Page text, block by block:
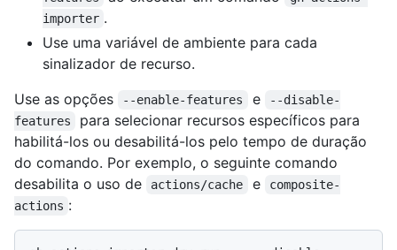
importer .
Use uma variável de ambiente para cada
sinalizador de recurso.
Use as opções
--enable-features e
--disable-
features
para selecionar recursos específicos para
habilitá-los ou desabilitá-los pelo tempo de duração
do comando. Por exemplo, o seguinte comando
desabilita o uso de
actions/cache e
composite-
actions :